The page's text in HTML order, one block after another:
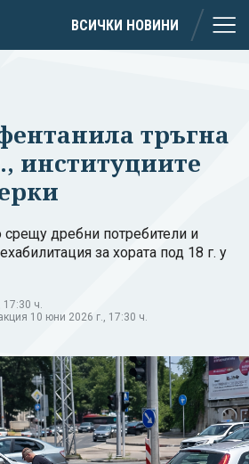
ВСИЧКИ НОВИНИ
тръгна
институциите
срещу дребни потребители и
за хората под 18 г. у
17:30 ч.
10 юни 2026 г., 17:30 ч.